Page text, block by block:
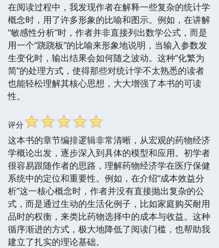
在阅读过程中，我发现作者在解释一些复杂的统计学
概念时，用了许多形象的比喻和图示。例如，在讲解
“敏感性分析”时，作者并非直接列出数学公式，而是
用一个“跷跷板”的比喻来形象地说明，当输入参数发
生变化时，输出结果会如何随之波动。这种“化繁为
简”的处理方式，使得那些对统计学不太熟悉的读者
也能轻松理解其核心思想，大大增强了本书的可读
性。
评分☆☆☆☆☆
这本书的章节编排逻辑非常清晰，从宏观的药物经济
学概论出发，逐步深入到具体的模型和应用。初学者
很容易跟随作者的思路，理解药物经济学在医疗保健
系统中的定位和重要性。例如，在介绍“成本效益分
析”这一核心概念时，作者并没有直接抛出复杂的公
式，而是通过生动的生活化例子，比如家庭购买耐用
品时的权衡，来类比药物选择中的成本与收益。这种
循序渐进的方式，极大地降低了阅读门槛，也帮助我
建立了扎实的理论基础。